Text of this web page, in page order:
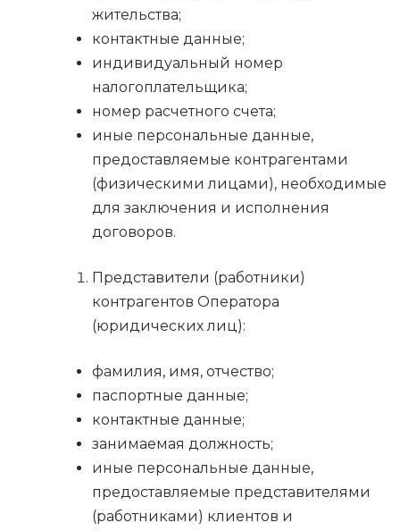
жительства;
контактные данные;
индивидуальный номер
налогоплательщика;
номер расчетного счета;
иные персональные данные,
предоставляемые контрагентами
(физическими лицами), необходимые
для заключения и исполнения
договоров.
Представители (работники)
контрагентов Оператора
(юридических лиц):
фамилия, имя, отчество;
паспортные данные;
контактные данные;
занимаемая должность;
иные персональные данные,
предоставляемые представителями
(работниками) клиентов и